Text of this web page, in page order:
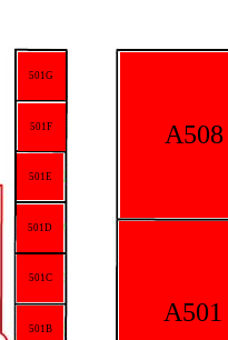
A501
A508
501B
501C
501D
501E
501F
501G